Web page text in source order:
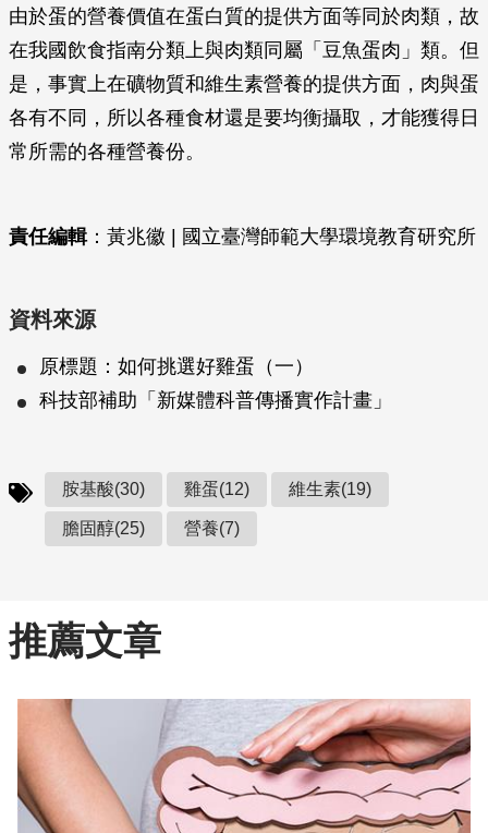
由於蛋的營養價值在蛋白質的提供方面等同於肉類，故
在我國飲食指南分類上與肉類同屬「豆魚蛋肉」類。但
是，事實上在礦物質和維生素營養的提供方面，肉與蛋
各有不同，所以各種食材還是要均衡攝取，才能獲得日
常所需的各種營養份。
責任編輯：黃兆徽 | 國立臺灣師範大學環境教育研究所
資料來源
原標題：如何挑選好雞蛋（一）
科技部補助「新媒體科普傳播實作計畫」
胺基酸(30) 雞蛋(12) 維生素(19)
膽固醇(25) 營養(7)
推薦文章